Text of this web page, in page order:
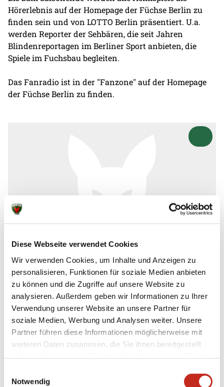
Diese Webseite verwendet Cookies
Wir verwenden Cookies, um Inhalte und Anzeigen zu
personalisieren, Funktionen für soziale Medien anbieten
zu können und die Zugriffe auf unsere Website zu
analysieren. Außerdem geben wir Informationen zu Ihrer
Verwendung unserer Website an unsere Partner für
soziale Medien, Werbung und Analysen weiter. Unsere
Partner führen diese Informationen möglicherweise mit
weiteren Daten zusammen, die Sie ihnen bereitgestellt
Notwendig
Hörerlebnis auf der Homepage der Füchse Berlin zu
finden sein und von LOTTO Berlin präsentiert. U.a.
werden Reporter der Sehbären, die seit Jahren
Blindenreportagen im Berliner Sport anbieten, die
Spiele im Fuchsbau begleiten.
Das Fanradio ist in der "Fanzone" auf der Homepage
der Füchse Berlin zu finden.
© Bildnachweis: Lotto Berlin
Weitere News
Erster Gradmesser gegen Topteam aus